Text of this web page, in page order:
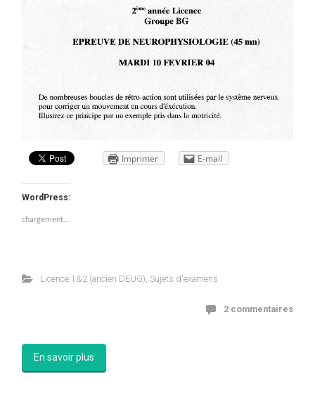
Imprimer E-mail
WordPress:
chargement…
Licence 1&2 (ancien DEUG) Sujets d'examens
2 commentaires
En savoir plus